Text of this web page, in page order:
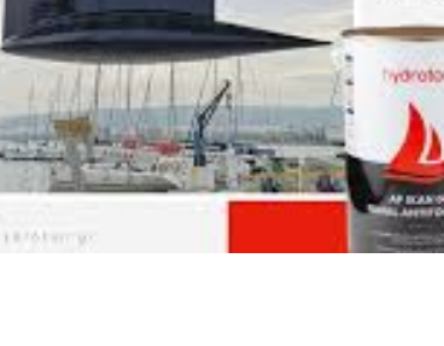
Kategooria:HYDROTON paadivärvid, mürgid- ja lakid